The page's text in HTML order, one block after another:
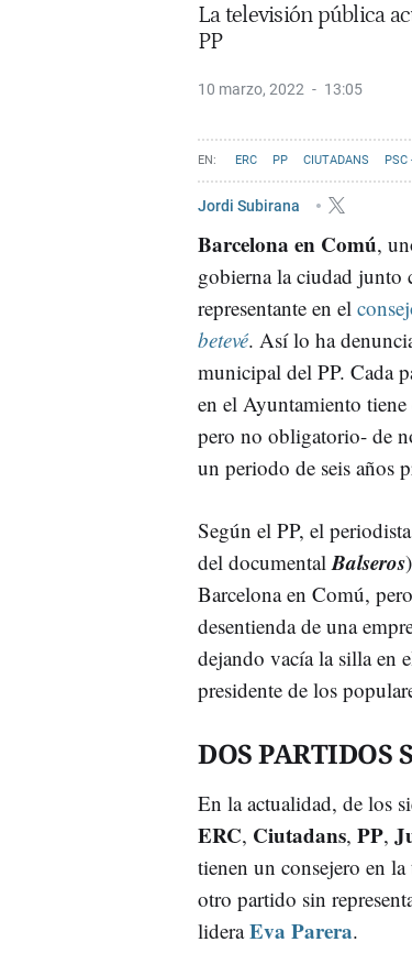
La televisión pública
PP
10 marzo, 2022 13:05
ERC PP CIUTADANS PSC
AYUNTAMIENTO DE BARCELONA
Jordi Subirana
Barcelona en Comú,
gobierna la ciudad junto
representante en el
betevé. Así lo ha
municipal del PP. Cada
en el Ayuntamiento
pero no obligatorio- de
un periodo de seis años
Según el PP, el periodista
del documental Balseros
Barcelona en Comú,
desentienda de una
dejando vacía la silla en
presidente de los
DOS PARTIDOS
En la actualidad, de los
ERC, Ciutadans, PP,
tienen un consejero en
otro partido sin
lideraEva Parera.